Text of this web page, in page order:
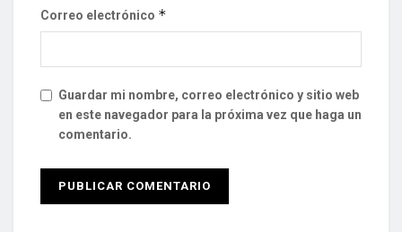
Correo electrónico *
Guardar mi nombre, correo electrónico y sitio web
en este navegador para la próxima vez que haga un
comentario.